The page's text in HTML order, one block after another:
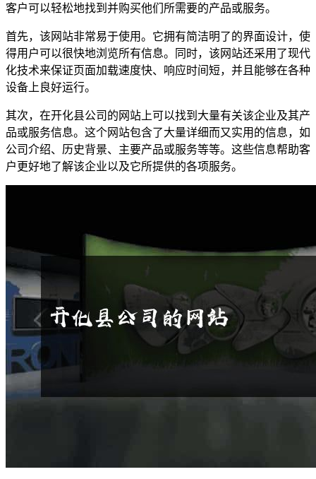
客户可以轻松地找到并购买他们所需要的产品或服务。
首先，该网站非常易于使用。它拥有简洁明了的界面设计，使
得用户可以很快地浏览所有信息。同时，该网站还采用了现代
化技术来保证页面加载速度快、响应时间短，并且能够在各种
设备上良好运行。
其次，在开化县公司的网站上可以找到大量有关该企业及其产
品或服务信息。这个网站包含了大量详细而又实用的信息，如
公司介绍、历史背景、主要产品或服务等等。这些信息帮助客
户更好地了解该企业以及它所提供的各项服务。